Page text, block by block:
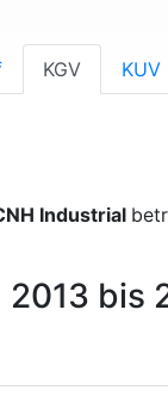
KGV KUV
Industrial
2013 bis